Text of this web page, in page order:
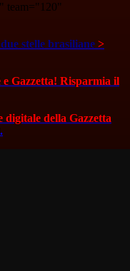
team="120"
stelle brasiliane >
Gazzetta! Risparmia il
digitale della Gazzetta
.